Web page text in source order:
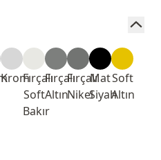
KromFırçalı
Soft
Bakır
Fırçalı
Altın
Fırçalı
Nikel
Mat
Siyah
Soft
Altın